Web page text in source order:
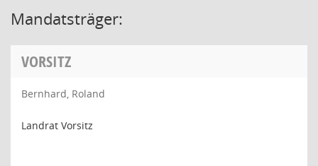
Mandatsträger:
VORSITZ
Bernhard, Roland
Landrat Vorsitz